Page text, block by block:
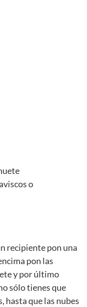
o
recipiente pon una
pon las
y por último
sólo tienes que
hasta que las nubes